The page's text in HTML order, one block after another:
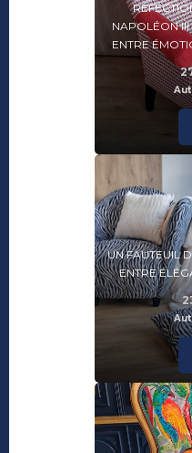
NAPOLÉON III
ENTRE
UN FAUTEUIL
ENTRE